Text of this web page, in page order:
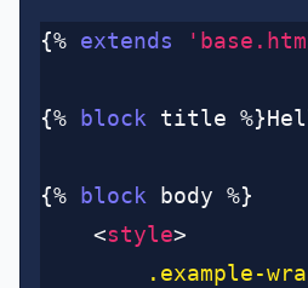
{% extends
{% block title
{% block body %}
	<
style>
.example-